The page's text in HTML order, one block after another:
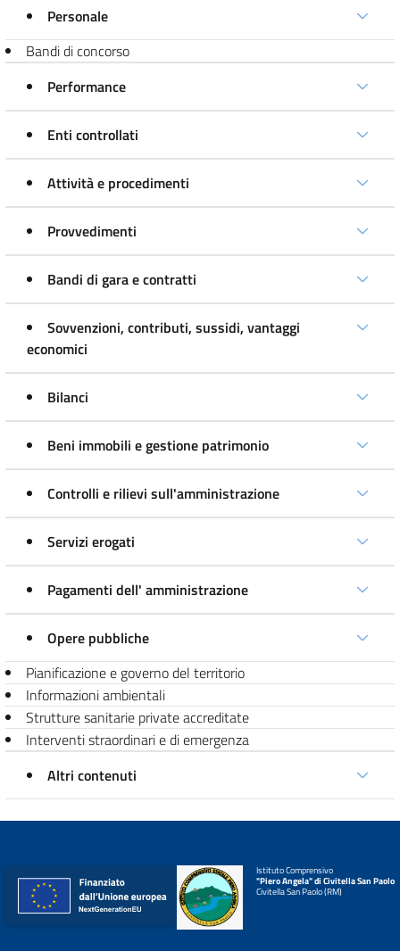
Personale
Bandi di concorso
Performance
Enti controllati
Attività e procedimenti
Provvedimenti
Bandi di gara e contratti
Sovvenzioni, contributi, sussidi, vantaggi
economici
Bilanci
Beni immobili e gestione patrimonio
Controlli e rilievi sull'amministrazione
Servizi erogati
Pagamenti dell' amministrazione
Opere pubbliche
Pianificazione e governo del territorio
Informazioni ambientali
Strutture sanitarie private accreditate
Interventi straordinari e di emergenza
Altri contenuti
Istituto Comprensivo
"Piero Angela" di Civitella San Paolo
Civitella San Paolo (RM)